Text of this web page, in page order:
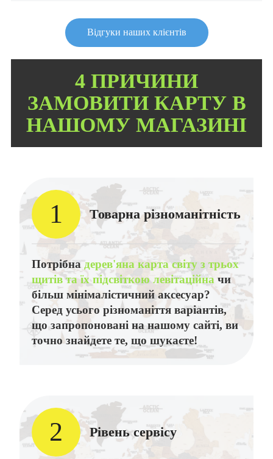
Відгуки наших клієнтів
4 ПРИЧИНИ
ЗАМОВИТИ КАРТУ В
НАШОМУ МАГАЗИНІ
1 Товарна різноманітність
Потрібна дерев'яна карта світу з трьох
щитів та їх підсвіткою левітаційна чи
більш мінімалістичний аксесуар?
Серед усього різноманіття варіантів,
що запропоновані на нашому сайті, ви
точно знайдете те, що шукаєте!
2 Рівень сервісу